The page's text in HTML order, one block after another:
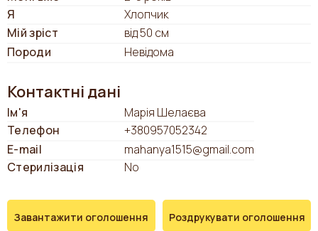
Я
Хлопчик
Мій зріст
від 50 см
Породи
Невідома
Контактні дані
Ім'я
Марія Шелаєва
Телефон
+380957052342
E-mail
mahanya1515@gmail.com
Стерилізація
No
Завантажити оголошення Роздрукувати оголошення